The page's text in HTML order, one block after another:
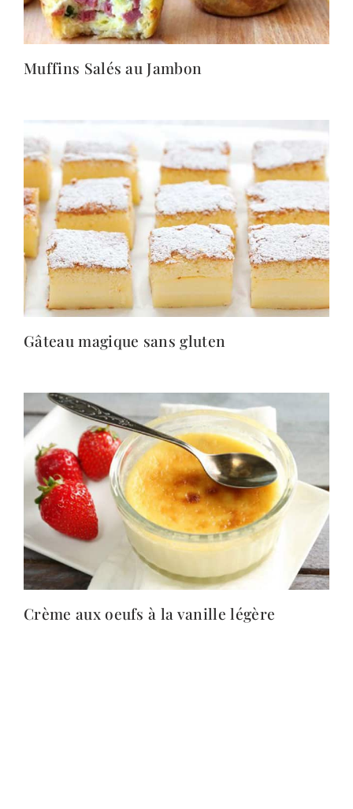
Muffins Salés au Jambon
Gâteau magique sans gluten
Crème aux oeufs à la vanille légère